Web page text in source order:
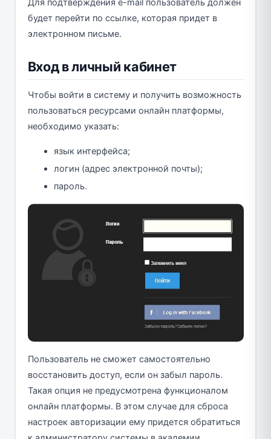
Для подтверждения e-mail пользователь должен
будет перейти по ссылке, которая придет в
электронном письме.
Вход в личный кабинет
Чтобы войти в систему и получить возможность
пользоваться ресурсами онлайн платформы,
необходимо указать:
язык интерфейса;
логин (адрес электронной почты);
пароль.
Пользователь не сможет самостоятельно
восстановить доступ, если он забыл пароль.
Такая опция не предусмотрена функционалом
онлайн платформы. В этом случае для сброса
настроек авторизации ему придется обратиться